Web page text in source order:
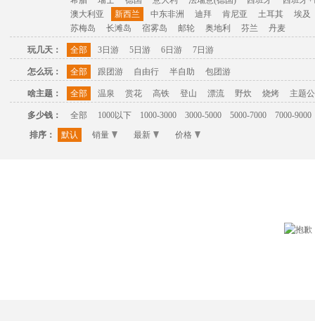
澳大利亚
新西兰 中东非洲 迪拜 肯尼亚 土耳其
埃及
苏梅岛
长滩岛 宿雾岛 邮轮 奥地利 芬兰 丹麦
玩几天： 全部 3日游 5日游 6日游 7日游
怎么玩： 全部 跟团游 自由行 半自助 包团游
啥主题： 全部 温泉 赏花 高铁 登山 漂流 野炊 烧烤 主题
多少钱： 全部 1000以下 1000-3000 3000-5000 5000-7000
7000-9000
排序：
默认 销量 最新 价格